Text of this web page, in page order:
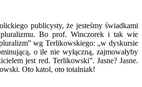
publicysty, że jesteśmy świadkami
pluralizmu. Bo prof. Winczorek i tak wie
wg Terlikowskiego: „w dyskursie
o ile nie wyłączną, zajmowałyby
jest red. Terlikowski”. Jasne? Jasne.
Oto katol, oto totalniak!